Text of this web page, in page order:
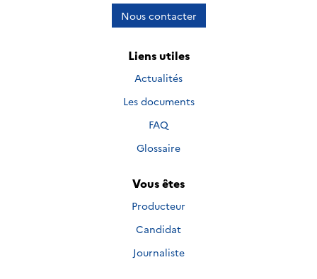
Nous contacter
Liens utiles
Actualités
Les documents
FAQ
Glossaire
Vous êtes
Producteur
Candidat
Journaliste